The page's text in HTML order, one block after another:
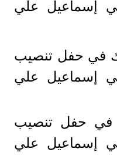
إسماعيل علي
في حفل تنصيب
إسماعيل علي